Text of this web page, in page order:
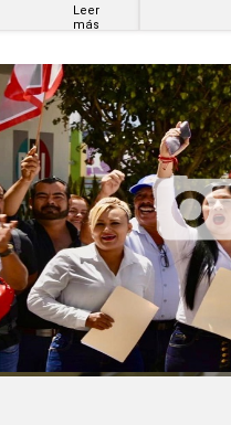
Leer
más
Nayarit
MUNICIPIOS
ESTRADOS
Convocatorias
Acuerdos
TRANSPARENCIA
EVENTOS
COMITÉ DIRECTIVO ESTATAL DE
Todos los derechos reservados|